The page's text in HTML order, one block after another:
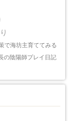
で海坊主育ててみる
の陰陽師プレイ日記